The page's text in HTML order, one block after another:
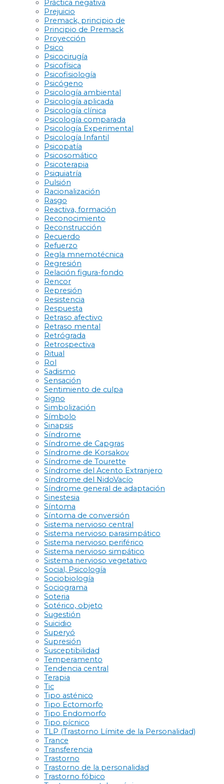
Práctica negativa
Prejuicio
Premack, principio de
Principio de Premack
Proyección
Psico
Psicocirugía
Psicofísica
Psicofisiología
Psicógeno
Psicología ambiental
Psicología aplicada
Psicología clínica
Psicología comparada
Psicología Experimental
Psicología Infantil
Psicopatía
Psicosomático
Psicoterapia
Psiquiatría
Pulsión
Racionalización
Rasgo
Reactiva, formación
Reconocimiento
Reconstrucción
Recuerdo
Refuerzo
Regla mnemotécnica
Regresión
Relación figura-fondo
Rencor
Represión
Resistencia
Respuesta
Retraso afectivo
Retraso mental
Retrógrada
Retrospectiva
Ritual
Rol
Sadismo
Sensación
Sentimiento de culpa
Signo
Simbolización
Símbolo
Sinapsis
Síndrome
Síndrome de Capgras
Síndrome de Korsakov
Síndrome de Tourette
Síndrome del Acento Extranjero
Síndrome del NidoVacío
Síndrome general de adaptación
Sinestesia
Síntoma
Síntoma de conversión
Sistema nervioso central
Sistema nervioso parasimpático
Sistema nervioso periférico
Sistema nervioso simpático
Sistema nervioso vegetativo
Social, Psicología
Sociobiología
Sociograma
Soteria
Sotérico, objeto
Sugestión
Suicidio
Superyó
Supresión
Susceptibilidad
Temperamento
Tendencia central
Terapia
Tic
Tipo asténico
Tipo Ectomorfo
Tipo Endomorfo
Tipo pícnico
TLP (Trastorno Límite de la Personalidad)
Trance
Transferencia
Trastorno
Trastorno de la personalidad
Trastorno fóbico